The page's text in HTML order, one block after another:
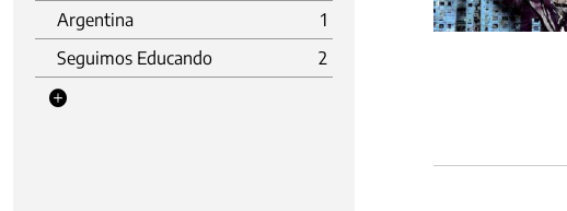
Argentina
1
Seguimos Educando
2